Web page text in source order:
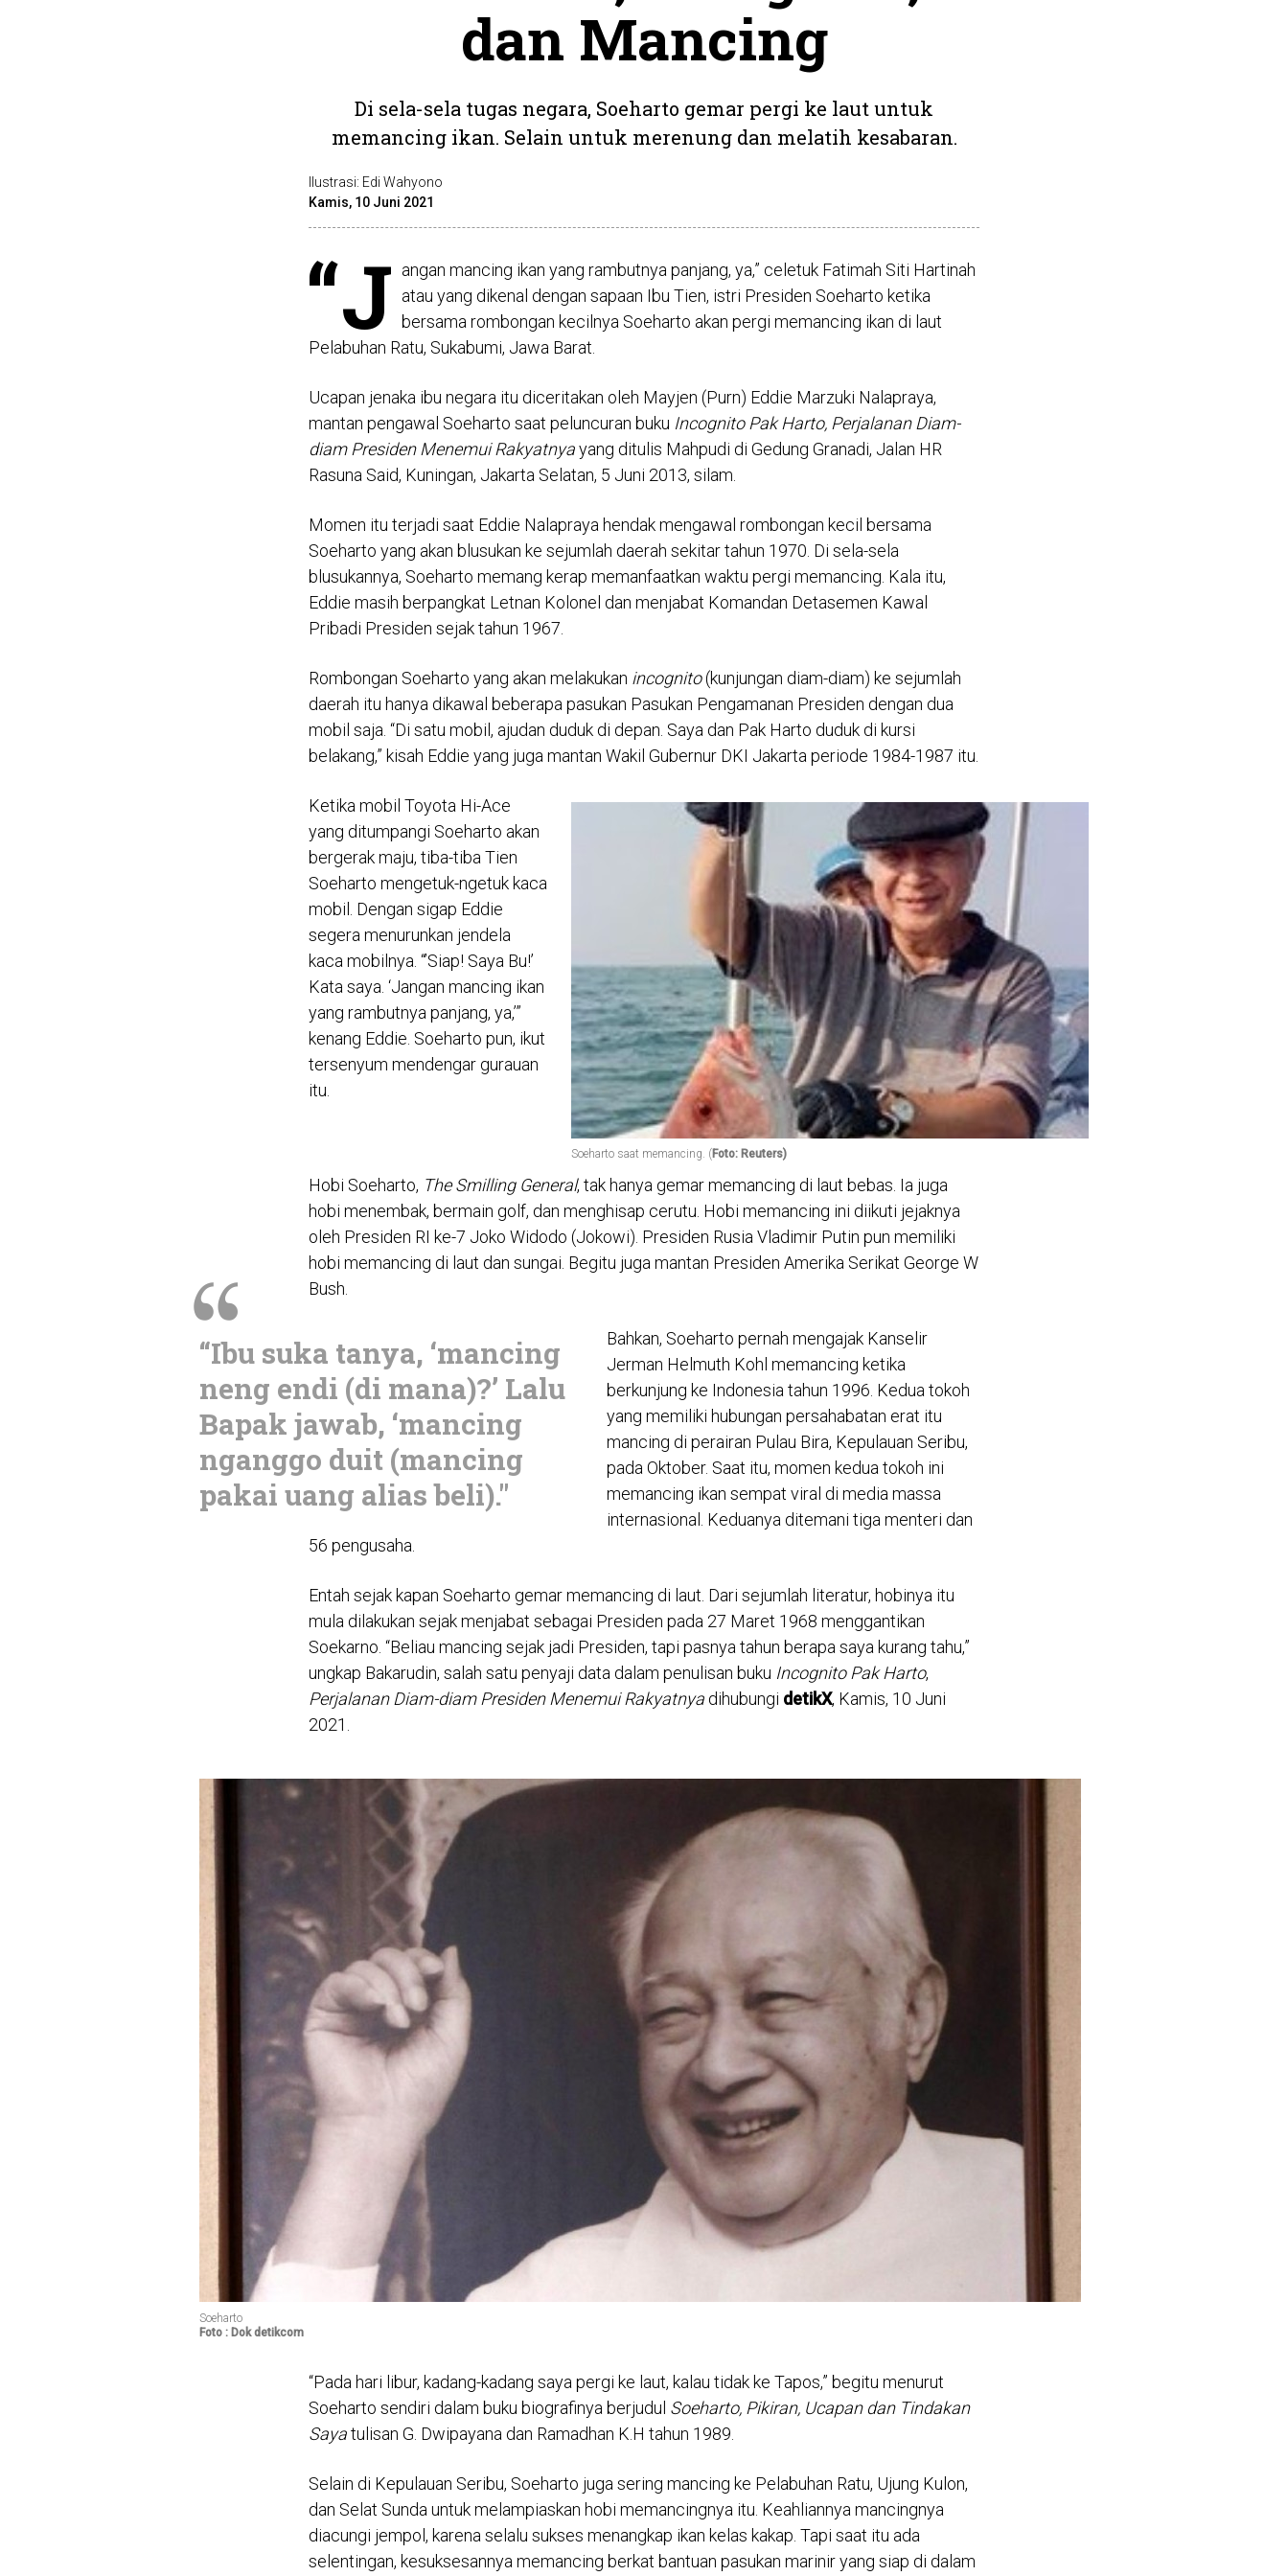
dan Mancing
Di sela-sela tugas negara, Soeharto gemar pergi ke laut untuk
memancing ikan. Selain untuk merenung dan melatih kesabaran.
Ilustrasi: Edi Wahyono
Kamis, 10 Juni 2021
“J angan mancing ikan yang rambutnya panjang, ya,” celetuk Fatimah Siti Hartinah
atau yang dikenal dengan sapaan Ibu Tien, istri Presiden Soeharto ketika
bersama rombongan kecilnya Soeharto akan pergi memancing ikan di laut
Pelabuhan Ratu, Sukabumi, Jawa Barat.
Ucapan jenaka ibu negara itu diceritakan oleh Mayjen (Purn) Eddie Marzuki Nalapraya,
mantan pengawal Soeharto saat peluncuran buku Incognito Pak Harto, Perjalanan Diam-
diam Presiden Menemui Rakyatnyayang ditulis Mahpudi di Gedung Granadi, Jalan HR
Rasuna Said, Kuningan, Jakarta Selatan, 5 Juni 2013, silam.
Momen itu terjadi saat Eddie Nalapraya hendak mengawal rombongan kecil bersama
Soeharto yang akan blusukan ke sejumlah daerah sekitar tahun 1970. Di sela-sela
blusukannya, Soeharto memang kerap memanfaatkan waktu pergi memancing. Kala itu,
Eddie masih berpangkat Letnan Kolonel dan menjabat Komandan Detasemen Kawal
Pribadi Presiden sejak tahun 1967.
Rombongan Soeharto yang akan melakukan incognito(kunjungan diam-diam) ke sejumlah
daerah itu hanya dikawal beberapa pasukan Pasukan Pengamanan Presiden dengan dua
mobil saja. “Di satu mobil, ajudan duduk di depan. Saya dan Pak Harto duduk di kursi
belakang,” kisah Eddie yang juga mantan Wakil Gubernur DKI Jakarta periode 1984-1987 itu.
Soeharto saat memancing. ( Foto: Reuters)
Ketika mobil Toyota Hi-Ace
yang ditumpangi Soeharto akan
bergerak maju, tiba-tiba Tien
Soeharto mengetuk-ngetuk kaca
mobil. Dengan sigap Eddie
segera menurunkan jendela
kaca mobilnya. “’Siap! Saya Bu!’
Kata saya. ‘Jangan mancing ikan
yang rambutnya panjang, ya,’”
kenang Eddie. Soeharto pun, ikut
tersenyum mendengar gurauan
itu.
Hobi Soeharto, The Smilling General, tak hanya gemar memancing di laut bebas. Ia juga
hobi menembak, bermain golf, dan menghisap cerutu. Hobi memancing ini diikuti jejaknya
oleh Presiden RI ke-7 Joko Widodo (Jokowi). Presiden Rusia Vladimir Putin pun memiliki
hobi memancing di laut dan sungai. Begitu juga mantan Presiden Amerika Serikat George W
Bush.
“Ibu suka tanya, ‘mancing
neng endi (di mana)?’ Lalu
Bapak jawab, ‘mancing
nganggo duit (mancing
pakai uang alias beli)."
Bahkan, Soeharto pernah mengajak Kanselir
Jerman Helmuth Kohl memancing ketika
berkunjung ke Indonesia tahun 1996. Kedua tokoh
yang memiliki hubungan persahabatan erat itu
mancing di perairan Pulau Bira, Kepulauan Seribu,
pada Oktober. Saat itu, momen kedua tokoh ini
memancing ikan sempat viral di media massa
internasional. Keduanya ditemani tiga menteri dan
56 pengusaha.
Entah sejak kapan Soeharto gemar memancing di laut. Dari sejumlah literatur, hobinya itu
mula dilakukan sejak menjabat sebagai Presiden pada 27 Maret 1968 menggantikan
Soekarno. “Beliau mancing sejak jadi Presiden, tapi pasnya tahun berapa saya kurang tahu,”
ungkap Bakarudin, salah satu penyaji data dalam penulisan buku Incognito Pak Harto,
Perjalanan Diam-diam Presiden Menemui Rakyatnya dihubungi detikX, Kamis, 10 Juni
2021.
Soeharto
Foto : Dok detikcom
“Pada hari libur, kadang-kadang saya pergi ke laut, kalau tidak ke Tapos,” begitu menurut
Soeharto sendiri dalam buku biografinya berjudul Soeharto, Pikiran, Ucapan dan Tindakan
Sayatulisan G. Dwipayana dan Ramadhan K.H tahun 1989.
Selain di Kepulauan Seribu, Soeharto juga sering mancing ke Pelabuhan Ratu, Ujung Kulon,
dan Selat Sunda untuk melampiaskan hobi memancingnya itu. Keahliannya mancingnya
diacungi jempol, karena selalu sukses menangkap ikan kelas kakap. Tapi saat itu ada
selentingan, kesuksesannya memancing berkat bantuan pasukan marinir yang siap di dalam